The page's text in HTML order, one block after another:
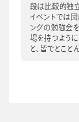
段は比較的独
イベントでは
ングの勉強会
場を持つよう
と、皆でとこと